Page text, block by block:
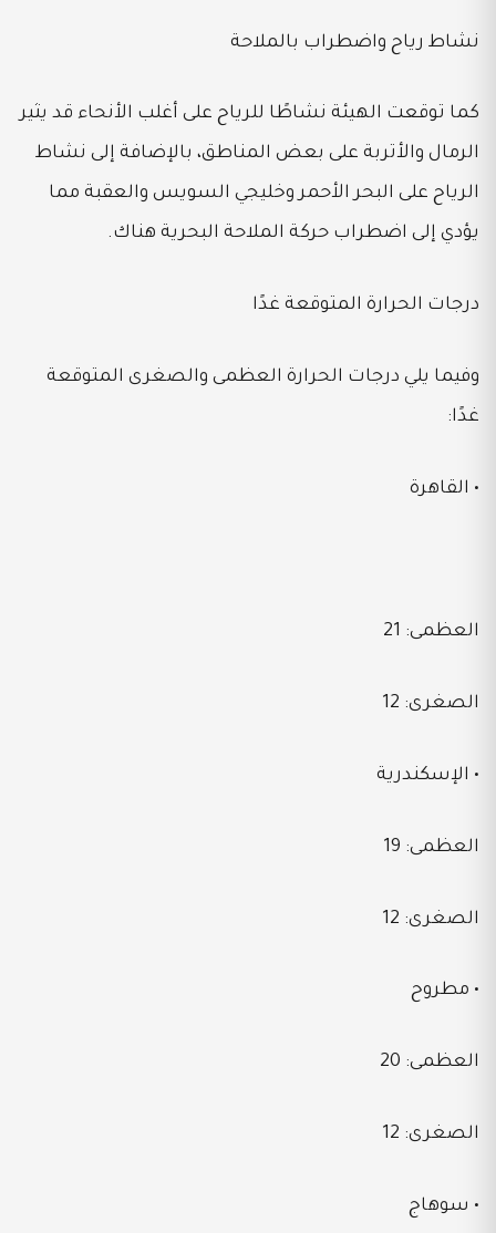
نشاط رياح واضطراب بالملاحة
كما توقعت الهيئة نشاطًا للرياح على أغلب الأنحاء قد يثير
الرمال والأتربة على بعض المناطق، بالإضافة إلى نشاط
الرياح على البحر الأحمر وخليجي السويس والعقبة مما
يؤدي إلى اضطراب حركة الملاحة البحرية هناك.
درجات الحرارة المتوقعة غدًا
وفيما يلي درجات الحرارة العظمى والصغرى المتوقعة
غدًا:
• القاهرة
العظمى: 21
الصغرى: 12
• الإسكندرية
العظمى: 19
الصغرى: 12
• مطروح
العظمى: 20
الصغرى: 12
• سوهاج